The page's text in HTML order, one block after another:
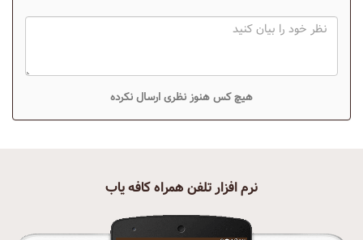
هیچ کس هنوز نظری ارسال نکرده
نرم افزار تلفن همراه کافه یاب